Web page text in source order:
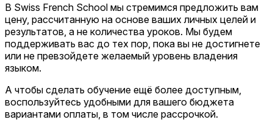
В Swiss French School мы стремимся предложить вам
цену, рассчитанную на основе ваших личных целей и
результатов, а не количества уроков. Мы будем
поддерживать вас до тех пор, пока вы не достигнете
или не превзойдете желаемый уровень владения
языком.
А чтобы сделать обучение ещё более доступным,
воспользуйтесь удобными для вашего бюджета
вариантами оплаты, в том числе рассрочкой.